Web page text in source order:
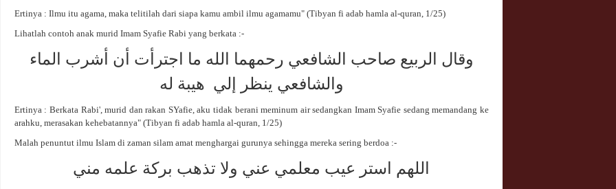
Ertinya : Ilmu itu agama, maka telitilah dari siapa kamu ambil ilmu agamamu" (Tibyan fi adab hamla al-quran, 1/25)
Lihatlah contoh anak murid Imam Syafie Rabi yang berkata :-
وقال الربيع صاحب الشافعي رحمهما الله ما اجترأت أن أشرب الماء
والشافعي ينظر إلي هيبة له
Ertinya : Berkata Rabi', murid dan rakan SYafie, aku tidak berani meminum air sedangkan Imam Syafie sedang memandang ke
arahku, merasakan kehebatannya" (Tibyan fi adab hamla al-quran, 1/25)
Malah penuntut ilmu Islam di zaman silam amat menghargai gurunya sehingga mereka sering berdoa :-
اللهم استر عيب معلمي عني ولا تذهب بركة علمه مني